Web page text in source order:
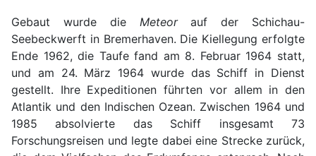
Gebaut wurde die Meteorauf der Schichau-
Seebeckwerft in Bremerhaven. Die Kiellegung erfolgte
Ende 1962, die Taufe fand am 8. Februar 1964 statt,
und am 24. März 1964 wurde das Schiff in Dienst
gestellt. Ihre Expeditionen führten vor allem in den
Atlantik und den Indischen Ozean. Zwischen 1964 und
1985 absolvierte das Schiff insgesamt 73
Forschungsreisen und legte dabei eine Strecke zurück,